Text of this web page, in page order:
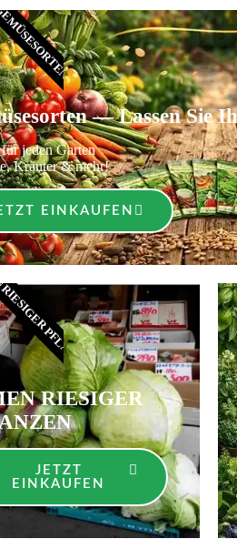
— Lassen Sie
jeden Garten
Kräuter & mehr!
EINKAUFEN
RIESIGER
JETZT
EINKAUFEN
PFLANZEN​